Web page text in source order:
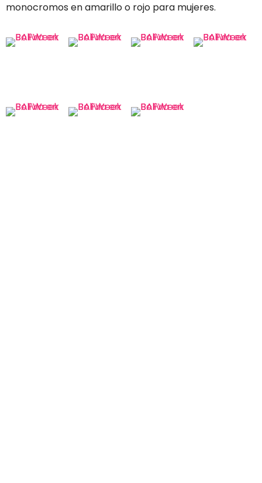
monocromos en amarillo o rojo para mujeres.